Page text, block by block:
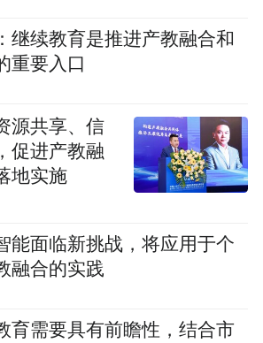
继续教育是推进产教融合和
重要入口
源共享、信
促进产教融
地实施
能面临新挑战，将应用于个
融合的实践
育需要具有前瞻性，结合市